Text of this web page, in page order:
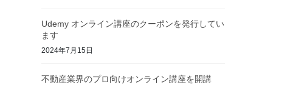
Udemy オンライン講座のクーポンを発行してい
ます
2024年7月15日
不動産業界のプロ向けオンライン講座を開講